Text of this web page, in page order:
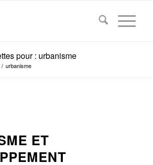
pour : urbanisme
/ urbanisme
ET